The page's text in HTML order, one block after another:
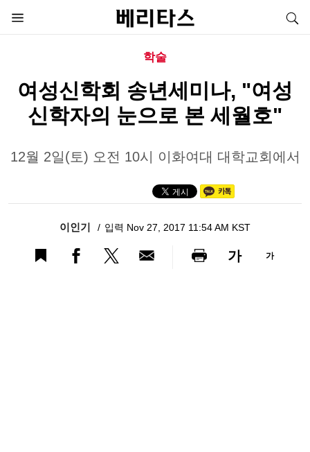
학술
여성신학회 송년세미나, "여성
신학자의 눈으로 본 세월호"
12월 2일(토) 오전 10시 이화여대 대학교회에서
이인기 입력 Nov 27, 2017 11:54 AM KST
가 가